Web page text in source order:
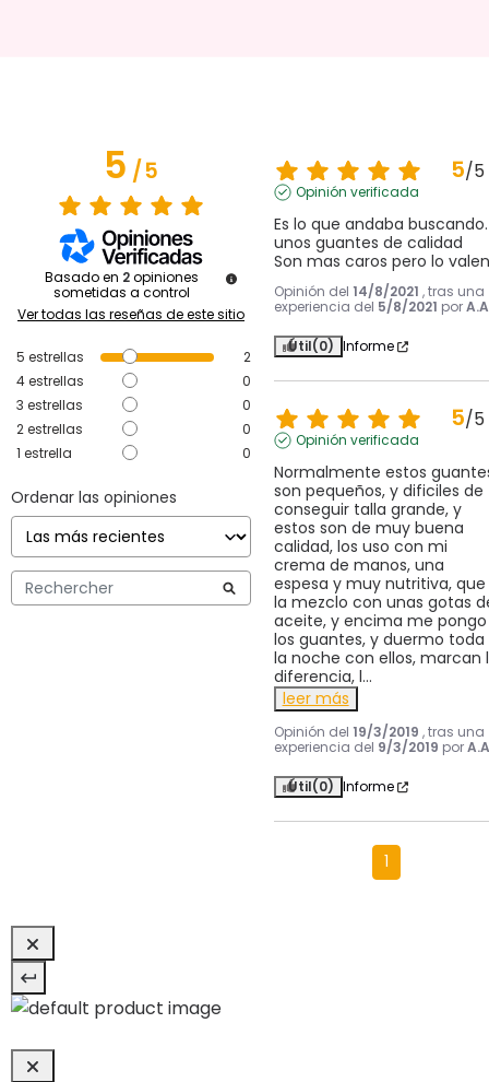
5/5
Basado en 2 opiniones
sometidas a control
Ver todas las reseñas de este sitio
5 estrellas
2
4estrellas
0
3 estrellas
0
2estrellas
0
1 estrella 0
Ordenar las opiniones
5/5
Opinión verificada
Es lo que andaba buscando.
unos guantes de calidad
Son mas caros pero lo valen
Opinión del 14/8/2021 , tras una
experiencia del 5/8/2021 por
Útil(0) Informe
5/5
Opinión verificada
Normalmente estos
son pequeños, y dificiles de
conseguir talla grande, y
estos son de muy buena
calidad, los uso con mi
crema de manos, una
espesa y muy nutritiva, que
la mezclo con unas gotas
aceite, y encima me pongo
los guantes, y duermo toda
la noche con ellos, marcan
diferencia, l...
leer más
Opinión del 19/3/2019 , tras una
experiencia del 9/3/2019 por
Útil(0) Informe
1